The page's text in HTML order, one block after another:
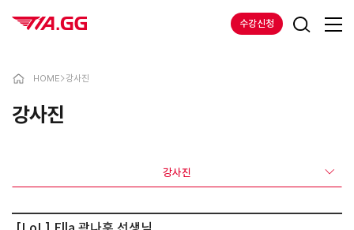
수강신청
HOME>강사진
강사진
강사진